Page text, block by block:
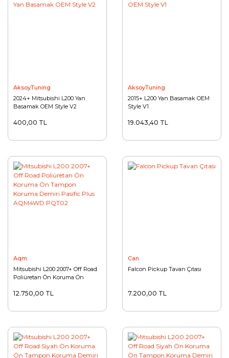
AksoyTuning
2024+ Mitsubishi L200 Yan
Basamak OEM Style V2
400,00 TL
AksoyTuning
2015+ L200 Yan Basamak OEM
Style V1
19.043,40 TL
Aqm
Mitsubishi L200 2007+ Off Road
Poliüretan Ön Koruma Ön
Plus AQM4WD PQT02
12.750,00 TL
Can
Falcon Pickup Tavan Çıtası
7.200,00 TL